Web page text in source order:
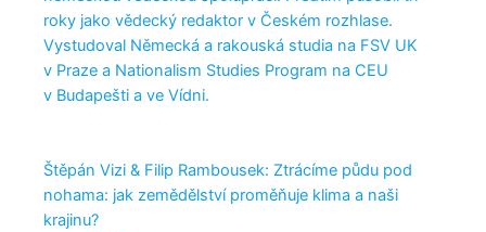
roky jako vědecký redaktor v Českém rozhlase.
Vystudoval Německá a rakouská studia na FSV UK
v Praze a Nationalism Studies Program na CEU
v Budapešti a ve Vídni.
Štěpán Vizi & Filip Rambousek: Ztrácíme půdu pod
nohama: jak zemědělství proměňuje klima a naši
krajinu?